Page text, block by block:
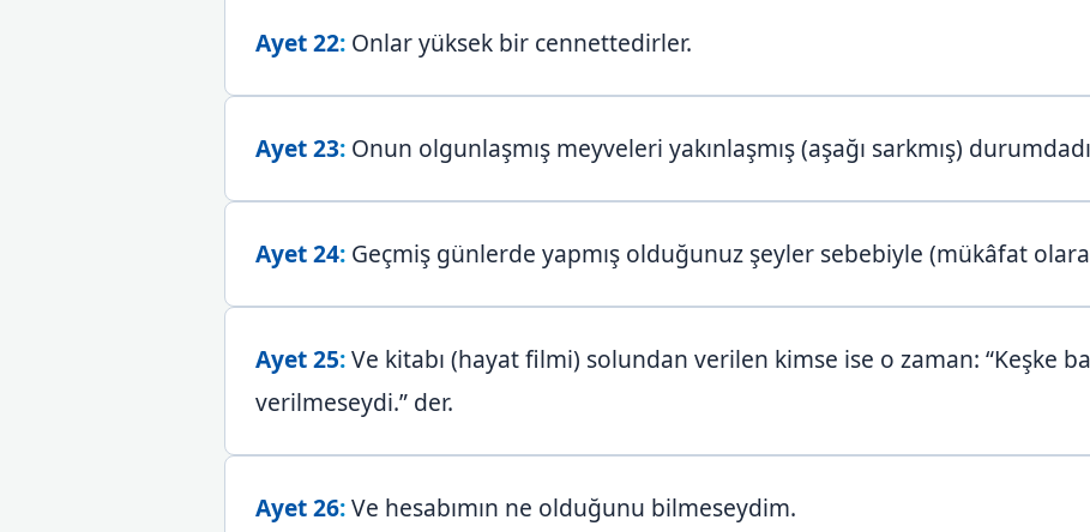
Ayet 22: Onlar yüksek bir cennettedirler.
Ayet 23: Onun olgunlaşmış meyveleri yakınlaşmış (aşağı sarkmış)
Ayet 24: Geçmiş günlerde yapmış olduğunuz şeyler sebebiyle (mükâfat
Ayet 25:Ve kitabı (hayat filmi) solundan verilen kimse ise o zaman: “Keşke
verilmeseydi.” der.
Ayet 26:Ve hesabımın ne olduğunu bilmeseydim.